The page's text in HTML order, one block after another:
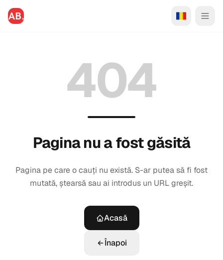
404
Pagina nu a fost găsită
Pagina pe care o cauți nu există. S-ar putea să fi fost
mutată, ștearsă sau ai introdus un URL greșit.
Acasă
Înapoi